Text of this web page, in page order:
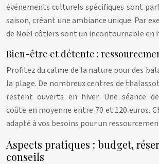
événements culturels spécifiques sont
saison, créant une ambiance unique. Par
de Noël côtiers sont un incontournable en
Bien-être et détente :
Profitez du calme de la nature pour des
la plage. De nombreux centres de
restent ouverts en hiver. Une séance
coûte en moyenne entre 70 et 120 euros.
adapté à vos besoins pour un
Aspects pratiques : budget,
conseils